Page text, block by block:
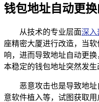
钱包地址自动更
从技术的专业层面深入
座精密大厦进行改造，当
响，进而导致地址自动更
本稳定的钱包地址突然发生
恶意攻击也是导致地
意软件植入等，试图获取